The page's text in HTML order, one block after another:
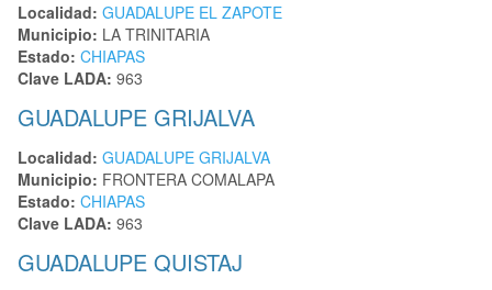
Localidad: GUADALUPE EL ZAPOTE
Municipio: LA TRINITARIA
Estado: CHIAPAS
Clave LADA: 963
GUADALUPE GRIJALVA
Localidad: GUADALUPE GRIJALVA
Municipio: FRONTERA COMALAPA
Estado: CHIAPAS
Clave LADA: 963
GUADALUPE QUISTAJ